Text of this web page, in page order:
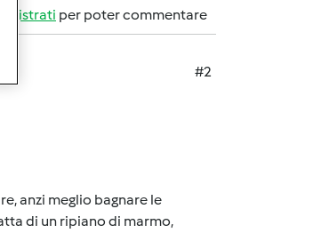
registrati per poter commentare
#2
anzi meglio bagnare le
di un ripiano di marmo,